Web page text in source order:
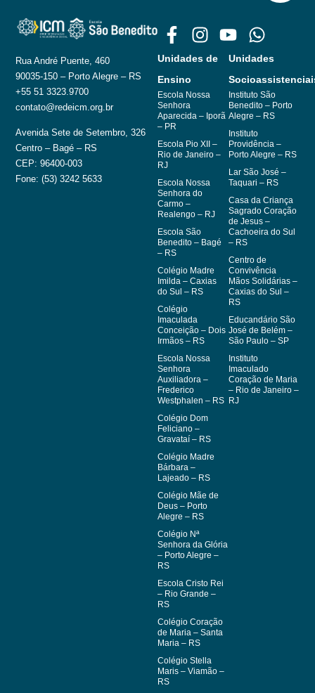
Rua André Puente, 460
90035-150 – Porto Alegre – RS
+55 51 3323.9700
contato@redeicm.org.br
Avenida Sete de Setembro, 326
Centro – Bagé – RS
CEP: 96400-003
Fone: (53) 3242 5633
Unidades de
Ensino
Escola Nossa
Senhora
Aparecida – Iporã
– PR
Escola Pio XII –
Rio de Janeiro –
RJ
Escola Nossa
Senhora do
Carmo –
Realengo – RJ
Escola São
Benedito – Bagé
– RS
Colégio Madre
Imilda – Caxias
do Sul – RS
Colégio
Imaculada
Conceição – Dois
Irmãos – RS
Escola Nossa
Senhora
Auxiliadora –
Frederico
Westphalen – RS
Colégio Dom
Feliciano –
Gravataí – RS
Colégio Madre
Bárbara –
Lajeado – RS
Colégio Mãe de
Deus – Porto
Alegre – RS
Colégio Nª
Senhora da Glória
– Porto Alegre –
RS
Escola Cristo Rei
– Rio Grande –
RS
Colégio Coração
de Maria – Santa
Maria – RS
Colégio Stella
Maris – Viamão –
RS
Unidades
Instituto São
Benedito – Porto
Alegre – RS
Instituto
Providência –
Porto Alegre – RS
Lar São José –
Taquari – RS
Casa da Criança
Sagrado Coração
de Jesus –
Cachoeira do Sul
– RS
Centro de
Convivência
Mãos Solidárias –
Caxias do Sul –
RS
Educandário São
José de Belém –
São Paulo – SP
Instituto
Imaculado
Coração de Maria
– Rio de Janeiro –
RJ